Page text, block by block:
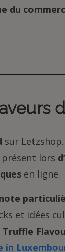
du
sur
lors
en ligne.
note
et idées
Truffle
in